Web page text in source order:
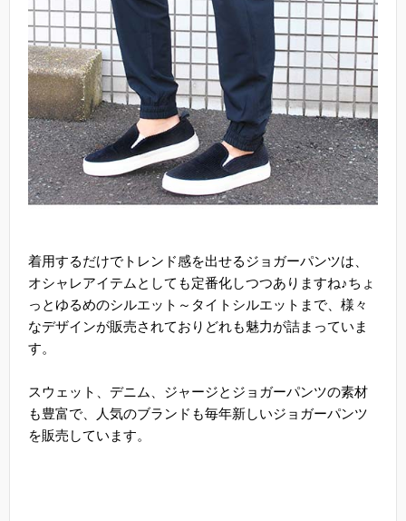
着用するだけでトレンド感を出せるジョガーパンツは、
オシャレアイテムとしても定番化しつつありますね♪ちょ
っとゆるめのシルエット～タイトシルエットまで、様々
なデザインが販売されておりどれも魅力が詰まっていま
す。
スウェット、デニム、ジャージとジョガーパンツの素材
も豊富で、人気のブランドも毎年新しいジョガーパンツ
を販売しています。